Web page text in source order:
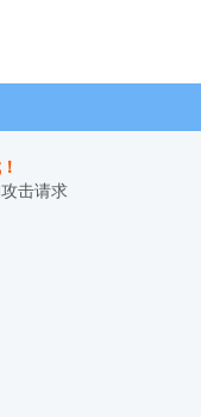
击请求